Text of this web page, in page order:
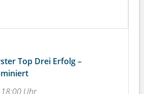
Top Drei Erfolg –
Uhr